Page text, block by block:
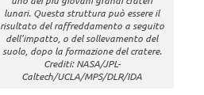
lunari. Questa struttura può essere il
risultato del raffreddamento a seguito
dell’impatto, o del sollevamento del
suolo, dopo la formazione del cratere.
Crediti: NASA/JPL-
Caltech/UCLA/MPS/DLR/IDA